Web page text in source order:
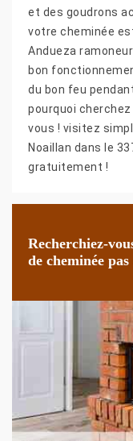
et des goudrons
votre cheminée
Andueza
bon
du bon feu
pourquoi
vous ! visitez
Noaillan dans le
gratuitement !
Recherchiez-
de cheminée